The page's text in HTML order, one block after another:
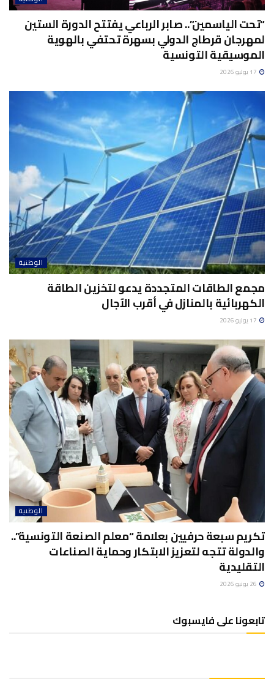
“تحت الياسمين”.. صابر الرباعي يفتتح الدورة الستين
لمهرجان قرطاج الدولي بسهرة تحتفي بالهوية
الموسيقية التونسية
الوطنية
مجمع الطاقات المتجددة يدعو لتخزين الطاقة
الكهربائية بالمنازل في أقرب الآجال
الوطنية
تكريم سبعة حرفيين بعلامة “معلم الصنعة التونسية”..
والدولة تتجه لتعزيز الابتكار وحماية الصناعات
التقليدية
تابعونا على فايسبوك